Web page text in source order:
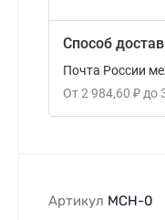
Способ
Почта России
От
2 984,60 ₽ до
Артикул МСН-0